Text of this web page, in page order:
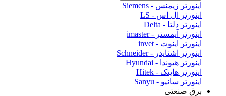
اینورتر زیمنس - Siemens
اینورتر ال اس - LS
اینورتر دلتا - Delta
اینورتر آیمستر - imaster
اینورتر اینوت - invet
اینورتر اشنایدر - Schneider
اینورتر هیوندا - Hyundai
اینورتر هایتک - Hitek
اینورتر سانیو - Sanyu
برق صنعتی